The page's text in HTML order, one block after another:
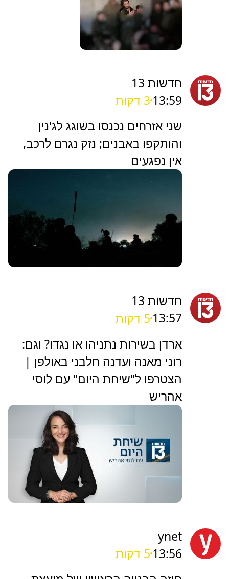
חדשות 13
13:59 3 דקות
שני אזרחים נכנסו בשוגג לג'נין
והותקפו באבנים; נזק נגרם לרכב,
אין נפגעים
חדשות 13
13:57 5 דקות
ארדן בשירות נתניהו או נגדו? וגם:
רוני מאנה ועדנה חלבני באולפן |
הצטרפו ל"שיחת היום" עם לוסי
אהריש
ynet
13:56 6 דקות